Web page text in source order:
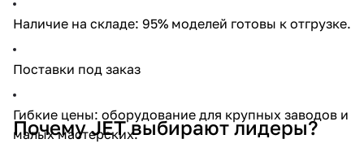
Наличие на складе: 95% моделей готовы к отгрузке.
Поставки под заказ
Гибкие цены: оборудование для крупных заводов и
малых мастерских.
Почему JET выбирают лидеры?